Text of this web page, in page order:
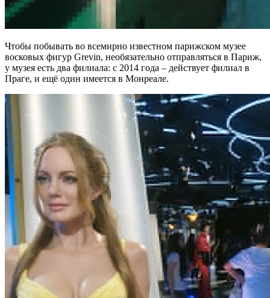
Чтобы побывать во всемирно известном парижском музее
восковых фигур Grevin, необязательно отправляться в Париж,
у музея есть два филиала: с 2014 года – действует филиал в
Праге, и ещё один имеется в Монреале.